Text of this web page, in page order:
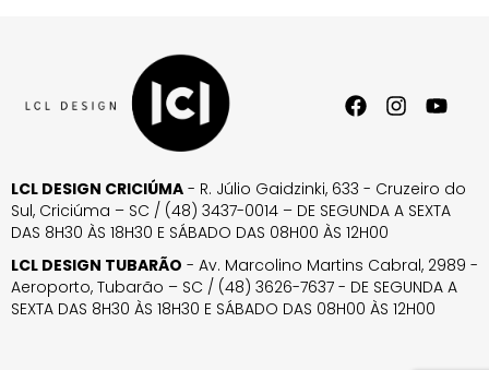
LCL DESIGN CRICIÚMA - R. Júlio Gaidzinki, 633 - Cruzeiro do
Sul, Criciúma – SC / (48) 3437-0014 – DE SEGUNDA A SEXTA
DAS 8H30 ÀS 18H30 E SÁBADO DAS 08H00 ÀS 12H00
LCL DESIGN TUBARÃO - Av. Marcolino Martins Cabral, 2989 -
Aeroporto, Tubarão – SC / (48) 3626-7637 - DE SEGUNDA A
SEXTA DAS 8H30 ÀS 18H30 E SÁBADO DAS 08H00 ÀS 12H00